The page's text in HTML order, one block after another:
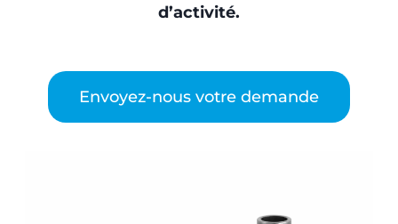
d’activité.
Envoyez-nous votre demande